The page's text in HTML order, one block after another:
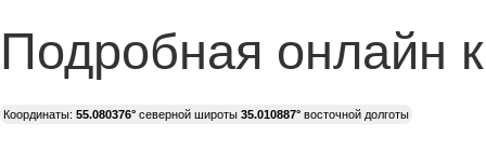
Подробная онлайн
Координаты: 55.080376° северной широты 35.010887° восточной долготы